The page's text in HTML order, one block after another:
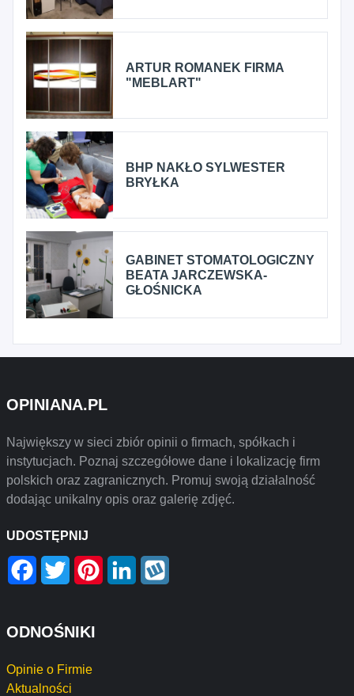
ARTUR ROMANEK FIRMA
"MEBLART"
BHP NAKŁO SYLWESTER
BRYŁKA
GABINET STOMATOLOGICZNY
BEATA JARCZEWSKA-
GŁOŚNICKA
OPINIANA.PL
Największy w sieci zbiór opinii o firmach, spółkach i
instytucjach. Poznaj szczegółowe dane i lokalizację firm
polskich oraz zagranicznych. Promuj swoją działalność
dodając unikalny opis oraz galerię zdjęć.
UDOSTĘPNIJ
Facebook
Twitter PinterestLinkedIn
ODNOŚNIKI
Opinie o Firmie
Aktualności